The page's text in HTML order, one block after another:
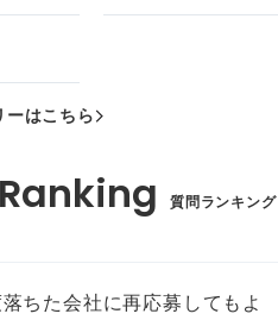
ーはこちら
質問ランキング
ちた会社に再応募してもよ